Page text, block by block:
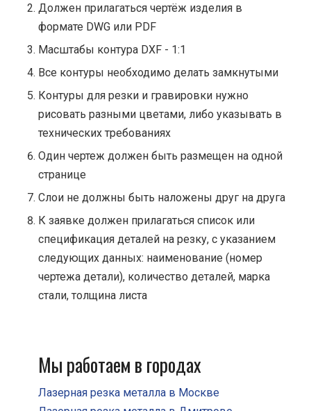
Должен прилагаться чертёж изделия в
формате DWG или PDF
Масштабы контура DXF - 1:1
Все контуры необходимо делать замкнутыми
Контуры для резки и гравировки нужно
рисовать разными цветами, либо указывать в
технических требованиях
Один чертеж должен быть размещен на одной
странице
Cлои не должны быть наложены друг на друга
К заявке должен прилагаться список или
спецификация деталей на резку, с указанием
следующих данных: наименование (номер
чертежа детали), количество деталей, марка
стали, толщина листа
Мы работаем в городах
Лазерная резка металла в Москве